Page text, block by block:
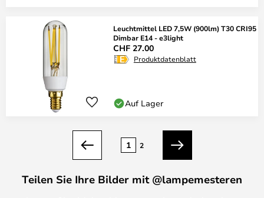
Leuchtmittel LED 7,5W (900lm) T30 CRI95
Dimbar E14 - e3light
CHF 27.00
Produktdatenblatt
Auf Lager
Zurück
1 2
Weiter
Teilen Sie Ihre Bilder mit @lampemesteren